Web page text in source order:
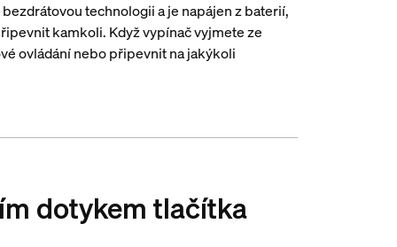
technologii a je napájen z baterií,
kamkoli. Když vypínač vyjmete ze
ovládání nebo připevnit na jakýkoli
dotykem tlačítka